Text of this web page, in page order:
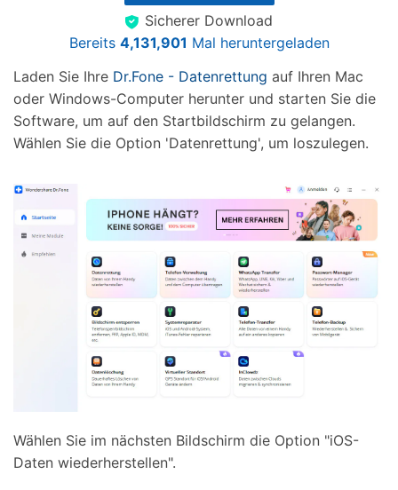
Sicherer Download
Bereits 4,131,901 Mal heruntergeladen
Laden Sie Ihre Dr.Fone - Datenrettung auf Ihren Mac
oder Windows-Computer herunter und starten Sie die
Software, um auf den Startbildschirm zu gelangen.
Wählen Sie die Option 'Datenrettung', um loszulegen.
Wählen Sie im nächsten Bildschirm die Option "iOS-
Daten wiederherstellen".